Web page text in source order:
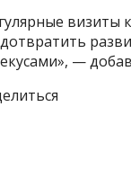
визиты
—